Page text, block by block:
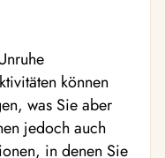
können
was Sie aber
jedoch auch
in denen Sie